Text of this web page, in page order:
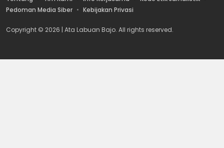
Pedoman Media Siber
Kebijakan Privasi
Copyright © 2026 | Ata Labuan Bajo. All rights reserved.